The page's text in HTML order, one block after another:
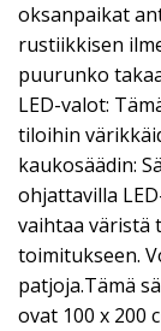
oksanpaikat
rustiikkisen
puurunko
LED-valot:
tiloihin
kaukosäädin:
ohjattavilla
vaihtaa väristä
toimitukseen.
patjoja.Tämä
ovat 100 x 200